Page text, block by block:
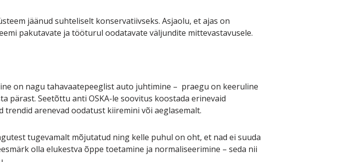
jäänud suhteliselt konservatiivseks. Asjaolu, et ajas on
pakutavate ja tööturul oodatavate väljundite mittevastavusele.
on nagu tahavaatepeeglist auto juhtimine – praegu on keeruline
pärast. Seetõttu anti OSKA-le soovitus koostada erinevaid
arenevad oodatust kiiremini või aeglasemalt.
tugevamalt mõjutatud ning kelle puhul on oht, et nad ei suuda
olla elukestva õppe toetamine ja normaliseerimine – seda nii